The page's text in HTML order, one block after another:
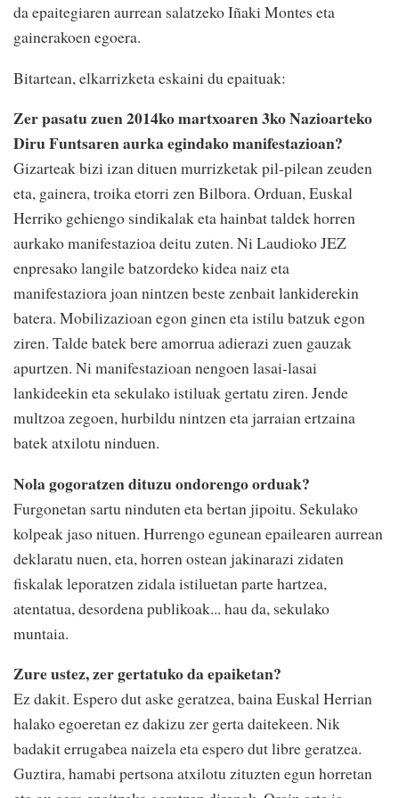
da epaitegiaren aurrean salatzeko Iñaki Montes eta
gainerakoen egoera.
Bitartean, elkarrizketa eskaini du epaituak:
Zer pasatu zuen 2014ko martxoaren 3ko Nazioarteko
Diru Funtsaren aurka egindako manifestazioan?
Gizarteak bizi izan dituen murrizketak pil-pilean zeuden
eta, gainera, troika etorri zen Bilbora. Orduan, Euskal
Herriko gehiengo sindikalak eta hainbat taldek horren
aurkako manifestazioa deitu zuten. Ni Laudioko JEZ
enpresako langile batzordeko kidea naiz eta
manifestaziora joan nintzen beste zenbait lankiderekin
batera. Mobilizazioan egon ginen eta istilu batzuk egon
ziren. Talde batek bere amorrua adierazi zuen gauzak
apurtzen. Ni manifestazioan nengoen lasai-lasai
lankideekin eta sekulako istiluak gertatu ziren. Jende
multzoa zegoen, hurbildu nintzen eta jarraian ertzaina
batek atxilotu ninduen.
Nola gogoratzen dituzu ondorengo orduak?
Furgonetan sartu ninduten eta bertan jipoitu. Sekulako
kolpeak jaso nituen. Hurrengo egunean epailearen aurrean
deklaratu nuen, eta, horren ostean jakinarazi zidaten
fiskalak leporatzen zidala istiluetan parte hartzea,
atentatua, desordena publikoak... hau da, sekulako
muntaia.
Zure ustez, zer gertatuko da epaiketan?
Ez dakit. Espero dut aske geratzea, baina Euskal Herrian
halako egoeretan ez dakizu zer gerta daitekeen. Nik
badakit errugabea naizela eta espero dut libre geratzea.
Guztira, hamabi pertsona atxilotu zituzten egun horretan